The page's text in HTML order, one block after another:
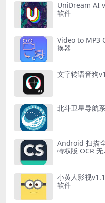
UniDream AI
软件
Video to MP3
换器
文字转语音狗
北斗卫星导航
Android 扫描全
特权版 OCR 无
小黄人影视
软件